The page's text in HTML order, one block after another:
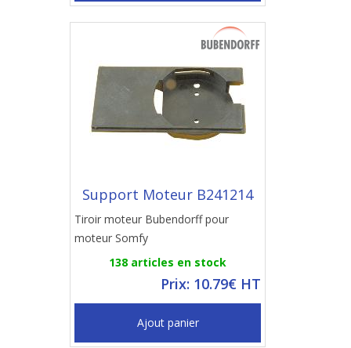
Support Moteur B241214
Tiroir moteur Bubendorff pour
moteur Somfy
138 articles en stock
Prix: 10.79€ HT
Ajout panier